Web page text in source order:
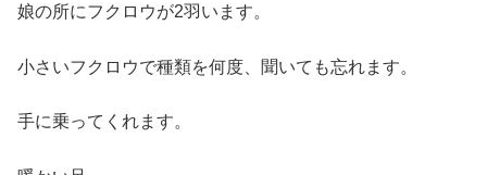
娘の所にフクロウが2羽います。
小さいフクロウで種類を何度、聞いても忘れます。
手に乗ってくれます。